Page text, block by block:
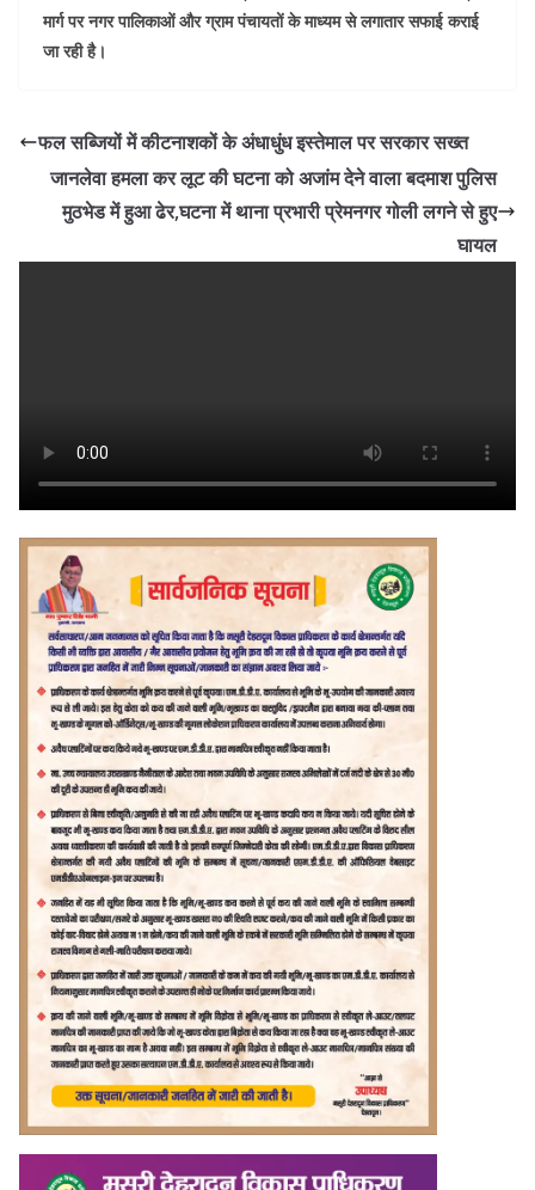
मार्ग पर नगर पालिकाओं और ग्राम पंचायतों के माध्यम से लगातार सफाई कराई
जा रही है।
फल सब्जियों में कीटनाशकों के अंधाधुंध इस्तेमाल पर सरकार सख्त
जानलेवा हमला कर लूट की घटना को अजांम देने वाला बदमाश पुलिस
मुठभेड में हुआ ढेर,घटना में थाना प्रभारी प्रेमनगर गोली लगने से हुए
घायल